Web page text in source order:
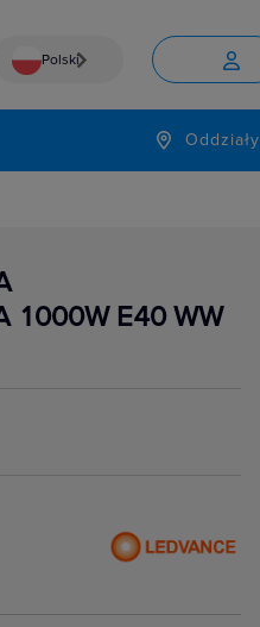
Polski
Język

Oddziały
1000W E40 WW